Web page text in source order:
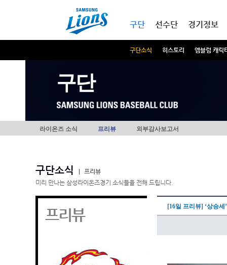
구단
구단소식 히스토리 엠블럼 캐릭
선수단 경기정보
구단
라이온즈 소식 프리뷰 외부감사보고서
구단소식
프리뷰
미리 만나는 삼성라이온즈경기 소식들을 전해 드립니다.
프리뷰 [16일 프리뷰] ‘상승